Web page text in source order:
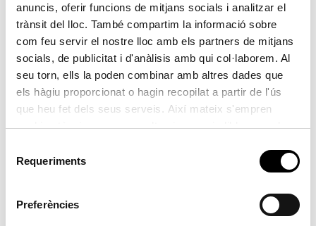
anuncis, oferir funcions de mitjans socials i analitzar el
trànsit del lloc. També compartim la informació sobre
com feu servir el nostre lloc amb els partners de mitjans
socials, de publicitat i d'anàlisis amb qui col·laborem. Al
seu torn, ells la poden combinar amb altres dades que
els hàgiu proporcionat o hagin recopilat a partir de l'ús
que heu fet dels seus serveis. Així mateix s'empren
cookies tècniques que resulten imprescindibles per al
acceptació.
Requeriments
Preferències
en què sense ella no serà possible aconseguir implantar
amb èxit qualssevol dels restants criteris d’actuació que ací
s’estan exposant”
Una declaració de principis de Valenciaport fa seua i que
s’ajusta al Manual d’Oslo, on es defineix Innovació com la
introducció d’un producte (bé o servei) o d’un procés, nou
o significativament millorat, o la introducció d’un mètode
pràctiques de negoci, a l’organització del treball o a les